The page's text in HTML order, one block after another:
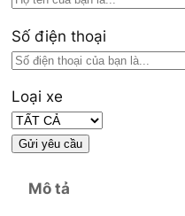
Số điện thoại
Loại xe
Mô tả